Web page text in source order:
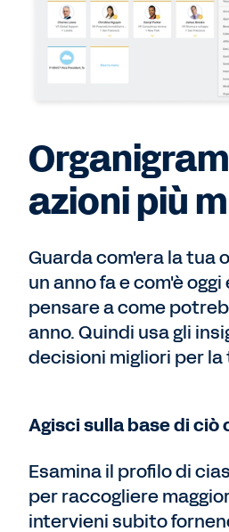
azioni più
Guarda com'era la tua
un anno fa e com'è oggi
pensare a come
anno. Quindi usa gli
decisioni migliori per la
Agisci sulla base di ciò
Esamina il profilo di
per raccogliere
intervieni subito